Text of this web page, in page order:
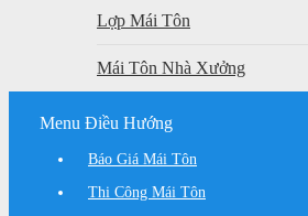
Lợp Mái Tôn
Mái Tôn Nhà Xưởng
Menu Điều Hướng
Báo Giá Mái Tôn
Thi Công Mái Tôn